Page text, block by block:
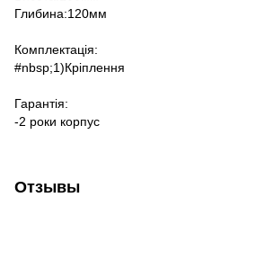
Глибина:120мм
Комплектація:
#nbsp;1)Кріплення
Гарантія:
-2 роки корпус
Отзывы